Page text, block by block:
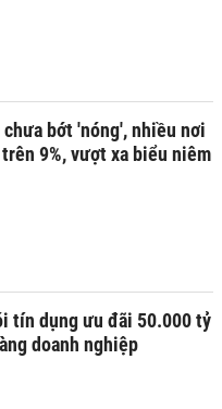
bớt 'nóng', nhiều nơi
9%, vượt xa biểu niêm
tín dụng ưu đãi 50.000 tỷ
doanh nghiệp